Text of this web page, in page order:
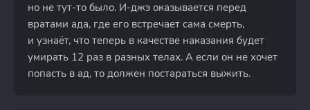
но не тут-то было. И-джэ оказывается перед
вратами ада, где его встречает сама смерть,
и узнаёт, что теперь в качестве наказания будет
умирать 12 раз в разных телах. А если он не хочет
попасть в ад, то должен постараться выжить.